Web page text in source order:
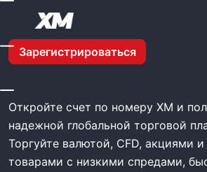
Зарегистрироваться
Главная XM Открыть Счет
XM Открыть
Откройте счет по номеру XM и
надежной глобальной торговой
Торгуйте валютой, CFD, акциями
товарами с низкими спредами,